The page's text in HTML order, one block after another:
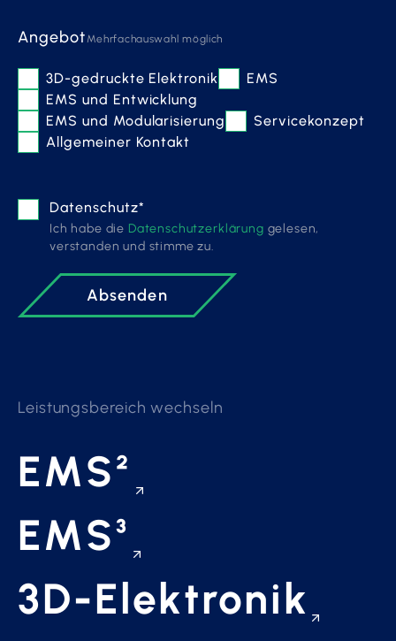
AngebotMehrfachauswahl möglich
3D-gedruckte Elektronik
EMS
EMS und Entwicklung
EMS und Modularisierung
Servicekonzept
Allgemeiner Kontakt
Datenschutz*
Ich habe die Datenschutzerklärung gelesen,
verstanden und stimme zu.
Absenden
Leistungsbereich wechseln
EMS²
EMS³
3D-Elektronik